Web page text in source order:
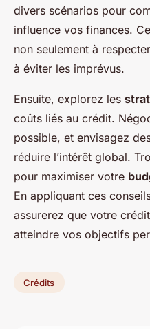
divers scénarios pour
influence vos finances.
non seulement à
à éviter les imprévus.
Ensuite, explorez les
coûts liés au crédit.
possible, et envisagez
réduire l’intérêt global.
pour maximiser votre
En appliquant ces
assurerez que votre
atteindre vos objectifs
Crédits